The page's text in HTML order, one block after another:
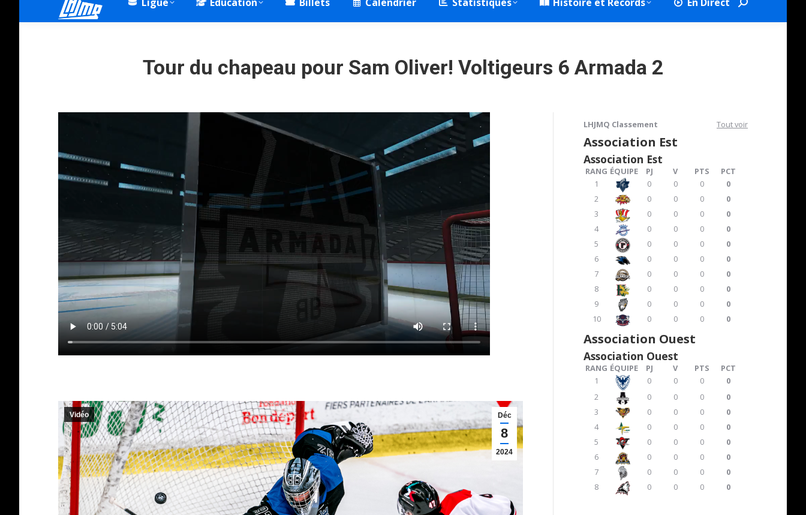
Search:
Tour du chapeau pour Sam Oliver! Voltigeurs 6 Armada 2
Déc
8
2024
Vidéo
LHJMQ Classement Tout voir
Association Est
Association Est
RANG ÉQUIPE PJ V PTS
PCT
1
0 0 0
0
2
0 0 0
0
3
0 0 0
0
4
0 0 0
0
5
0 0 0
0
6
0 0 0
0
7
0 0 0
0
8
0 0 0
0
9
0 0 0
0
10
0 0 0 0
Association Ouest
Association Ouest
RANG ÉQUIPE PJ V PTS
PCT
1
0 0 0
0
2
0 0 0
0
3
0 0 0
0
4
0 0 0
0
5
0 0 0
0
6
0 0 0
0
7
0 0 0
0
8
0 0 0 0